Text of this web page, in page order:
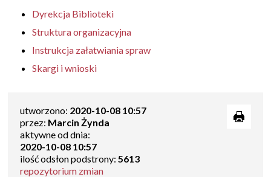
Dyrekcja Biblioteki
Struktura organizacyjna
Instrukcja załatwiania spraw
Skargi i wnioski
utworzono: 2020-10-08 10:57
przez: Marcin Żynda
aktywne od dnia:
2020-10-08 10:57
ilość odsłon podstrony:5613
repozytorium zmian